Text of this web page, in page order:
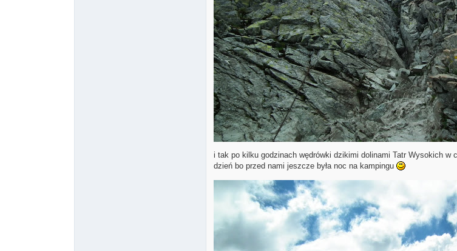
i tak po kilku godzinach wędrówki dzikimi dolinami Tatr Wysokich
dzień bo przed nami jeszcze była noc na kampingu